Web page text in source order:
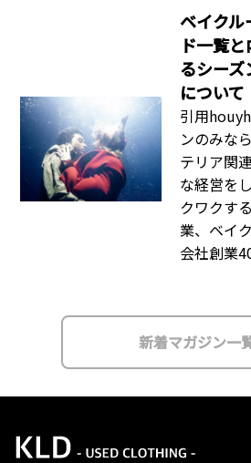
ベイクル
ド一覧
るシー
について
引用
ンのみな
テリア関
な経営を
クワクす
業、ベイ
会社創業
新着マガジン一